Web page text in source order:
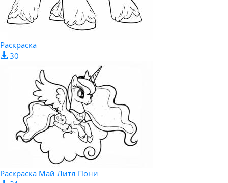
Раскраска
30
Раскраска Май Литл Пони